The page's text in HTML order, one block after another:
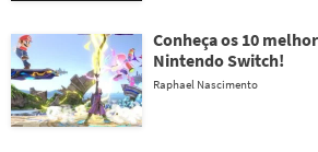
Conheça os 10
Nintendo Switch!
Raphael Nascimento